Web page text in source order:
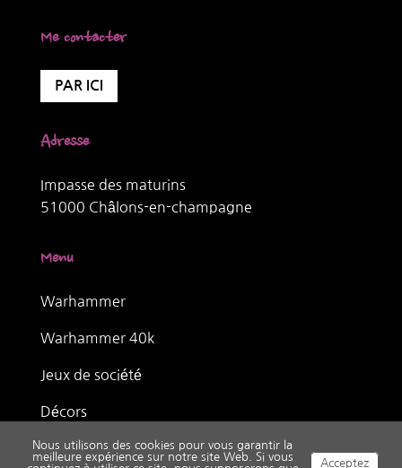
Me contacter
PAR ICI
Adresse
Impasse des maturins
51000 Châlons-en-champagne
Menu
Warhammer
Warhammer 40k
Jeux de société
Décors
Nous utilisons des cookies pour vous garantir la
meilleure expérience sur notre site Web. Si vous
Acceptez